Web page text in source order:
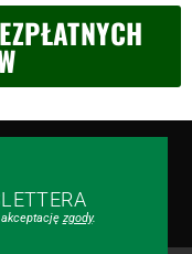
zgody.